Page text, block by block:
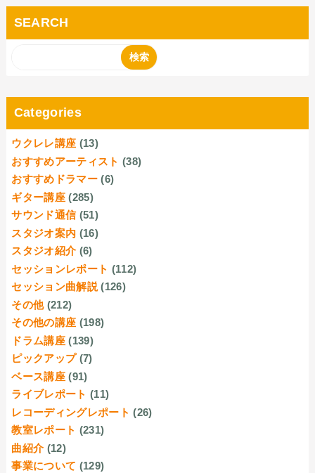
SEARCH
Categories
ウクレレ講座 (13)
おすすめアーティスト (38)
おすすめドラマー (6)
ギター講座 (285)
サウンド通信 (51)
スタジオ案内 (16)
スタジオ紹介 (6)
セッションレポート (112)
セッション曲解説 (126)
その他 (212)
その他の講座 (198)
ドラム講座 (139)
ピックアップ (7)
ベース講座 (91)
ライブレポート (11)
レコーディングレポート (26)
教室レポート (231)
曲紹介 (12)
事業について (129)